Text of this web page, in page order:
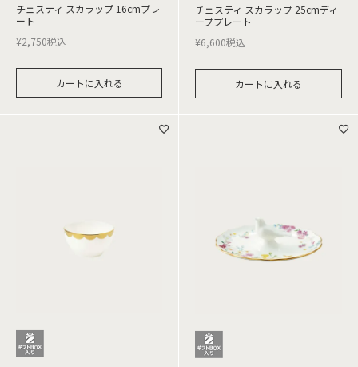
チェスティ スカラップ 16cmプレ
ート
¥2,750税込
カートに入れる
チェスティ スカラップ 25cmディ
ーププレート
¥6,600税込
カートに入れる